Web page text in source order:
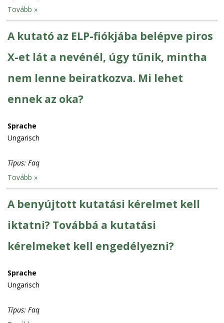
Tovább »
A kutató az ELP-fiókjába belépve piros
X-et lát a nevénél, úgy tűnik, mintha
nem lenne beiratkozva. Mi lehet
ennek az oka?
Sprache
Ungarisch
Típus: Faq
Tovább »
A benyújtott kutatási kérelmet kell
iktatni? Továbbá a kutatási
kérelmeket kell engedélyezni?
Sprache
Ungarisch
Típus: Faq